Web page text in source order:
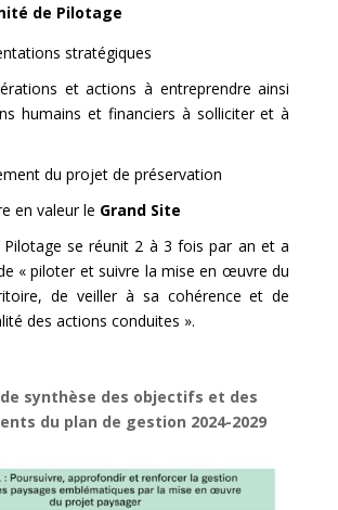
de Pilotage
stratégiques
et actions à entreprendre ainsi
humains et financiers à solliciter et à
du projet de préservation
en valeur le Grand Site
se réunit 2 à 3 fois par an et a
« piloter et suivre la mise en œuvre du
de veiller à sa cohérence et de
des actions conduites ».
synthèse des objectifs et des
du plan de gestion 2024-2029